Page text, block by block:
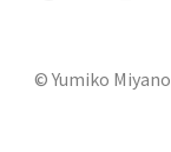
© Yumiko Miyano